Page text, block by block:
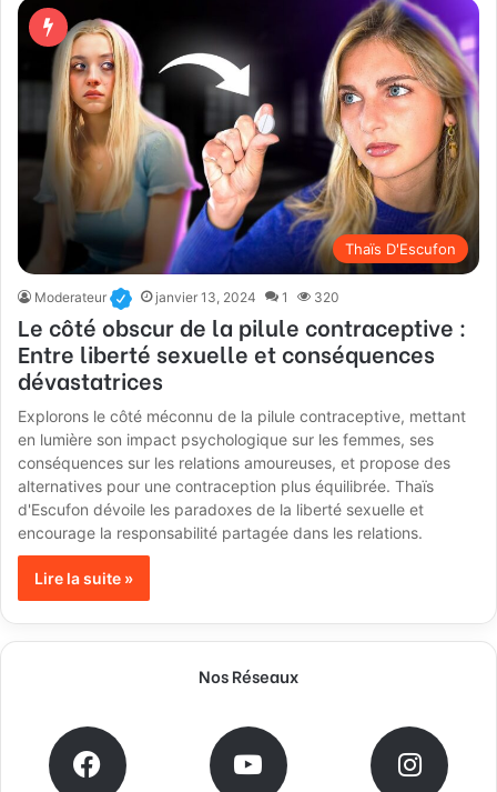
Thaïs D'Escufon
Moderateur janvier 13, 2024 1 320
Le côté obscur de la pilule contraceptive :
Entre liberté sexuelle et conséquences
dévastatrices
Explorons le côté méconnu de la pilule contraceptive, mettant
en lumière son impact psychologique sur les femmes, ses
conséquences sur les relations amoureuses, et propose des
alternatives pour une contraception plus équilibrée. Thaïs
d'Escufon dévoile les paradoxes de la liberté sexuelle et
encourage la responsabilité partagée dans les relations.
Lire la suite »
Nos Réseaux